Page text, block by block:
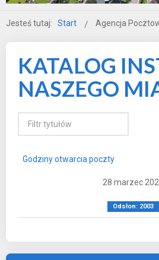
Jesteś tutaj: Start Agencja
KATALOG
NASZEGO
Godziny otwarcia poczty
28 marzec
Odsłon: 2003